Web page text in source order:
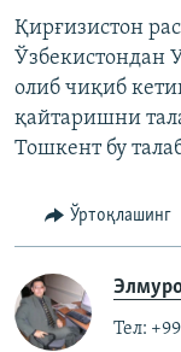
Қирғизистон
Ўзбекистондан
олиб чиқиб
қайтаришни
Тошкент бу
Ўртоқлашинг
Тел: